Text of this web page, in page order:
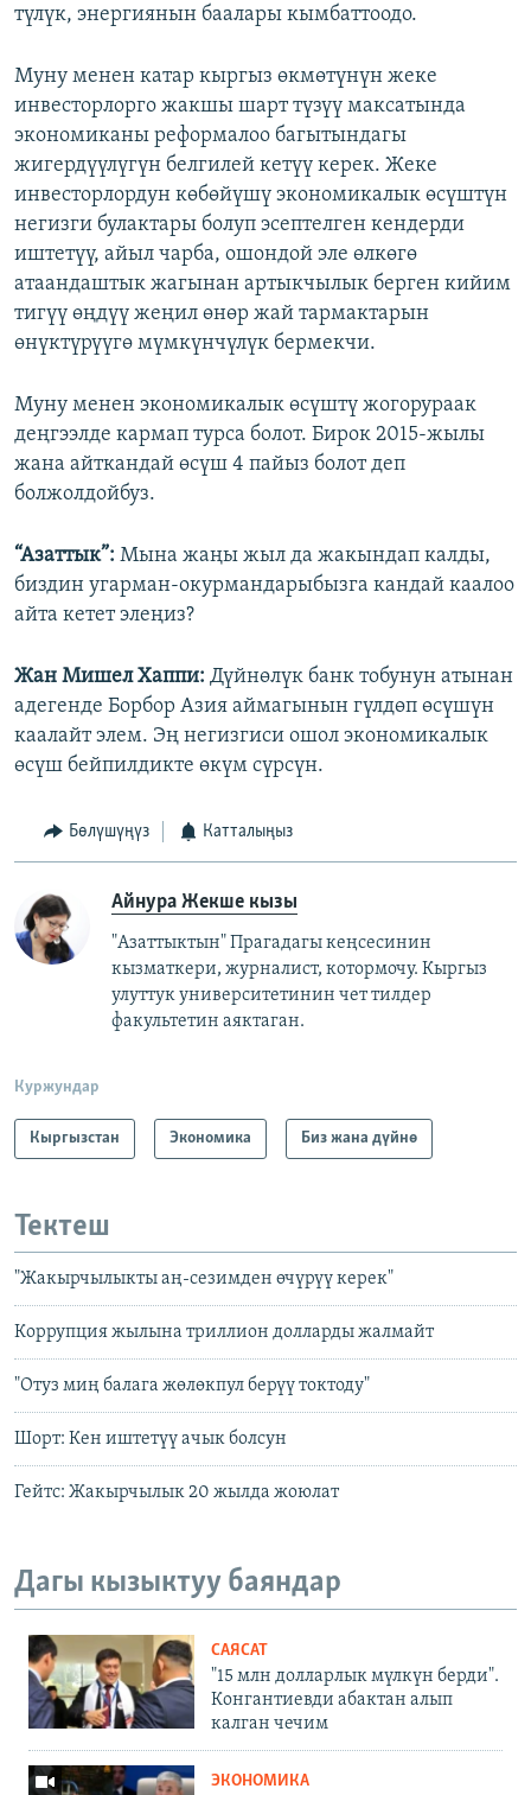
түлүк, энергиянын баалары кымбаттоодо.
Муну менен катар кыргыз өкмөтүнүн жеке
инвесторлорго жакшы шарт түзүү максатында
экономиканы реформалоо багытындагы
жигердүүлүгүн белгилей кетүү керек. Жеке
инвесторлордун көбөйүшү экономикалык өсүштүн
негизги булактары болуп эсептелген кендерди
иштетүү, айыл чарба, ошондой эле өлкөгө
атаандаштык жагынан артыкчылык берген кийим
тигүү өңдүү жеңил өнөр жай тармактарын
өнүктүрүүгө мүмкүнчүлүк бермекчи.
Муну менен экономикалык өсүштү жогорураак
деңгээлде кармап турса болот. Бирок 2015-жылы
жана айткандай өсүш 4 пайыз болот деп
болжолдойбуз.
“Азаттык”: Мына жаңы жыл да жакындап калды,
биздин угарман-окурмандарыбызга кандай каалоо
айта кетет элеңиз?
Жан Мишел Хаппи: Дүйнөлүк банк тобунун атынан
адегенде Борбор Азия аймагынын гүлдөп өсүшүн
каалайт элем. Эң негизгиси ошол экономикалык
өсүш бейпилдикте өкүм сүрсүн.
Бөлүшүңүз Катталыңыз
Айнура Жекше кызы
"Азаттыктын" Прагадагы кеңсесинин
кызматкери, журналист, котормочу. Кыргыз
улуттук университетинин чет тилдер
факультетин аяктаган.
Куржундар
Кыргызстан Экономика Биз жана дүйнө
Тектеш
"Жакырчылыкты аң-сезимден өчүрүү керек"
Коррупция жылына триллион долларды жалмайт
"Отуз миң балага жөлөкпул берүү токтоду"
Шорт: Кен иштетүү ачык болсун
Гейтс: Жакырчылык 20 жылда жоюлат
Дагы кызыктуу баяндар
САЯСАТ
"15 млн долларлык мүлкүн берди".
Конгантиевди абактан алып
калган чечим
ЭКОНОМИКА